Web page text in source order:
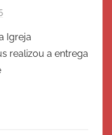
r
E
Igreja
realizou a entrega